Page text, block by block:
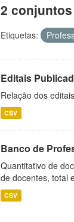
2
Etiquetas:
Editais
Relação dos
CSV
Banco de
Quantitativo de
de docentes, total
CSV